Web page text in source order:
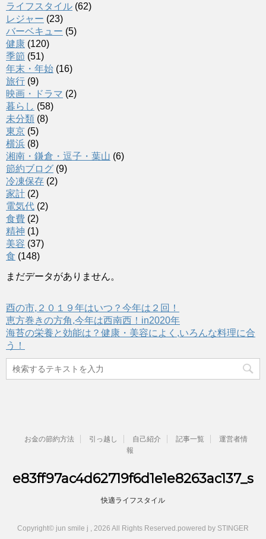
ライフスタイル (62)
レジャー (23)
バーベキュー (5)
健康 (120)
季節 (51)
年末・年始 (16)
旅行 (9)
映画・ドラマ (2)
暮らし (58)
未分類 (8)
東京 (5)
横浜 (8)
湘南・鎌倉・逗子・葉山 (6)
節約ブログ (9)
冷凍保存 (2)
家計 (2)
電気代 (2)
食費 (2)
精神 (1)
美容 (37)
食 (148)
まだデータがありません。
酉の市,２０１９年はいつ？今年は２回！
恵方巻きの方角,今年は西南西！in2020年
海苔の栄養と効能は？健康・美容によく,いろんな料理に合
う！
お金の節約方法 引っ越し 自己紹介 記事一覧
運営者情
報
e83ff97ac4d62719f6d1e1e8263ac137_s
快適ライフスタイル
Copyright© jun smile j , 2026 All Rights Reserved.powered by STINGER